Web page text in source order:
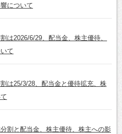
について
は2026/6/29、配当金、株主優待、
て
は25/3/28、配当金と優待拡充、株
割と配当金、株主優待、株主への影